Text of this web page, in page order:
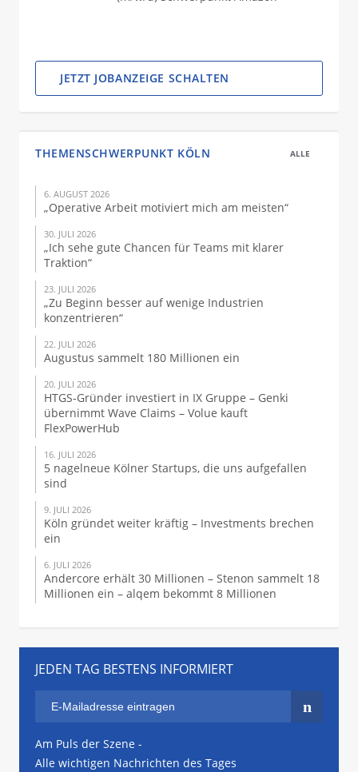
JETZT JOBANZEIGE SCHALTEN
THEMENSCHWERPUNKT KÖLN ALLE
6. AUGUST 2026
„Operative Arbeit motiviert mich am meisten“
30. JULI 2026
„Ich sehe gute Chancen für Teams mit klarer
Traktion“
23. JULI 2026
„Zu Beginn besser auf wenige Industrien
konzentrieren“
22. JULI 2026
Augustus sammelt 180 Millionen ein
20. JULI 2026
HTGS-Gründer investiert in IX Gruppe – Genki
übernimmt Wave Claims – Volue kauft
FlexPowerHub
16. JULI 2026
5 nagelneue Kölner Startups, die uns aufgefallen
sind
9. JULI 2026
Köln gründet weiter kräftig – Investments brechen
ein
6. JULI 2026
Andercore erhält 30 Millionen – Stenon sammelt 18
Millionen ein – alqem bekommt 8 Millionen
JEDEN TAG BESTENS INFORMIERT
Am Puls der Szene -
Alle wichtigen Nachrichten des Tages